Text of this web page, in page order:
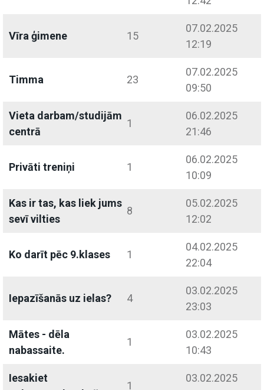
Vīra ģimene 15
07.02.2025
12:19
Timma 23
07.02.2025
09:50
Vieta darbam/studijām
centrā
1
06.02.2025
21:46
Privāti treniņi 1
06.02.2025
10:09
Kas ir tas, kas liek jums
sevī vilties
8
05.02.2025
12:02
Ko darīt pēc 9.klases 1
04.02.2025
22:04
Iepazīšanās uz ielas? 4
03.02.2025
23:03
Mātes - dēla
nabassaite.
1
03.02.2025
10:43
Iesakiet
1
03.02.2025